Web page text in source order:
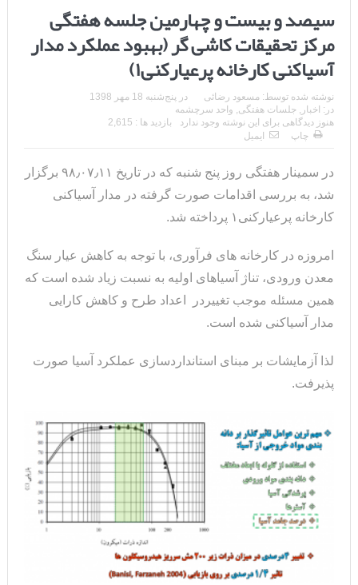
سیصد و بیست و چهارمین جلسه هفتگی
مرکز تحقیقات کاشی گر (بهبود عملکرد مدار
آسیاکنی کارخانه پرعیارکنی۱)
نوشته شده توسط: مسعود رضائی در پنج‌شنبه 18 مهر 1398
در: اخبار , جلسات هفتگی, واحد سرچشمه
هنوز دیدگاهی برای این نوشته وجود ندارد
بازدید ها : 2,615
چاپ
ایمیل
در سمینار هفتگی روز پنج شنبه که در تاریخ ۹۸٫۰۷٫۱۱ برگزار
شد، به بررسی اقدامات صورت گرفته در مدار آسیاکنی
کارخانه پرعیارکنی۱ پرداخته شد.
امروزه در کارخانه های فرآوری، با توجه به کاهش عیار سنگ
معدن ورودی، تناژ آسیاهای اولیه به نسبت زیاد شده است که
همین مسئله موجب تغییردر اعداد طرح و کاهش کارایی
مدار آسیاکنی شده است.
لذا آزمایشات بر مبنای استانداردسازی عملکرد آسیا صورت
پذیرفت.